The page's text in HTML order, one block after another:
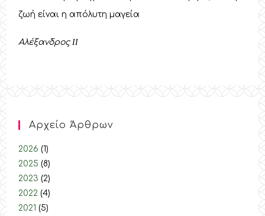
ζωή είναι η απόλυτη μαγεία
ΑλέξανδροςII
Αρχείο Άρθρων
2026 (1)
2025 (8)
2023 (2)
2022 (4)
2021 (5)